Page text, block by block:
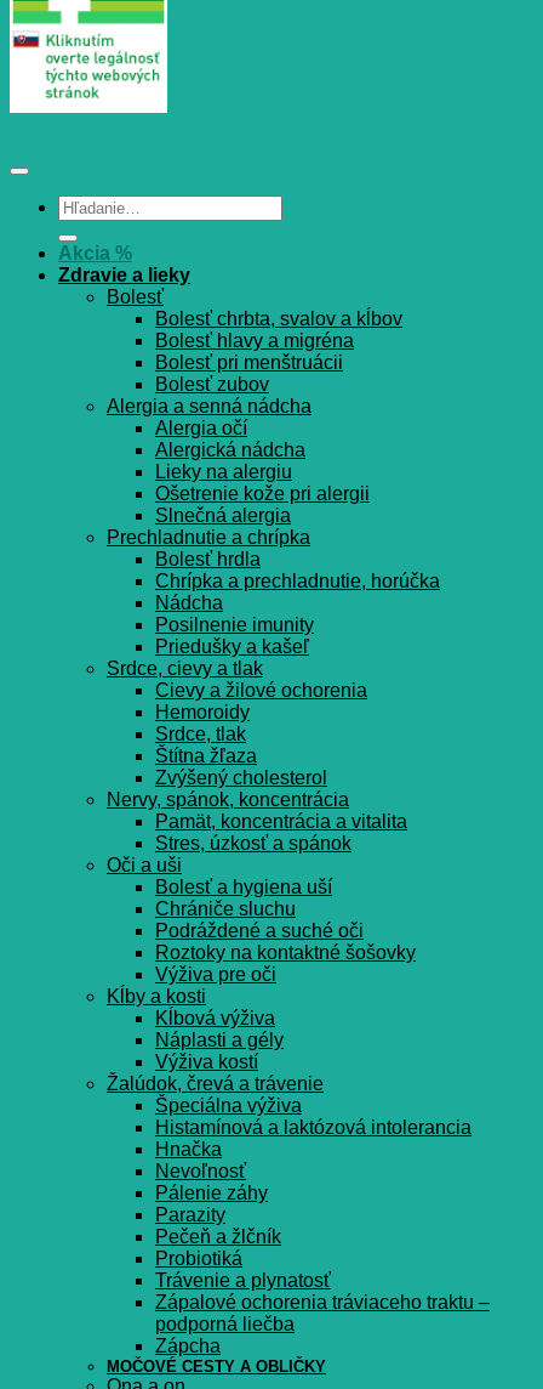
Hľadať:
Akcia %
Zdravie a lieky
Bolesť
Bolesť chrbta, svalov a kĺbov
Bolesť hlavy a migréna
Bolesť pri menštruácii
Bolesť zubov
Alergia a senná nádcha
Alergia očí
Alergická nádcha
Lieky na alergiu
Ošetrenie kože pri alergii
Slnečná alergia
Prechladnutie a chrípka
Bolesť hrdla
Chrípka a prechladnutie, horúčka
Nádcha
Posilnenie imunity
Priedušky a kašeľ
Srdce, cievy a tlak
Cievy a žilové ochorenia
Hemoroidy
Srdce, tlak
Štítna žľaza
Zvýšený cholesterol
Nervy, spánok, koncentrácia
Pamät, koncentrácia a vitalita
Stres, úzkosť a spánok
Oči a uši
Bolesť a hygiena uší
Chrániče sluchu
Podráždené a suché oči
Roztoky na kontaktné šošovky
Výživa pre oči
Kĺby a kosti
Kĺbová výživa
Náplasti a gély
Výživa kostí
Žalúdok, črevá a trávenie
Špeciálna výživa
Histamínová a laktózová intolerancia
Hnačka
Nevoľnosť
Pálenie záhy
Parazity
Pečeň a žlčník
Probiotiká
Trávenie a plynatosť
Zápalové ochorenia tráviaceho traktu –
podporná liečba
Zápcha
MOČOVÉ CESTY A OBLIČKY